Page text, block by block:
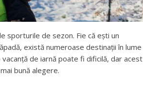
sporturile de sezon. Fie că ești un
există numeroase destinații în lume
de iarnă poate fi dificilă, dar acest
bună alegere.